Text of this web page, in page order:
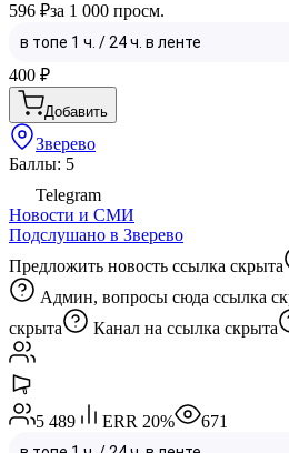
596 ₽за 1 000 просм.
400 ₽
Добавить
Зверево
Баллы: 5
Telegram
Новости и СМИ
Подслушано в Зверево
Предложить новость ссылка скрыта
Админ, вопросы сюда ссылка
скрыта
Канал на ссылка скрыта
5 489 ERR 20% 671